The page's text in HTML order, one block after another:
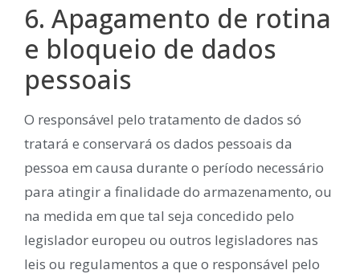
6. Apagamento de rotina
e bloqueio de dados
pessoais
O responsável pelo tratamento de dados só
tratará e conservará os dados pessoais da
pessoa em causa durante o período necessário
para atingir a finalidade do armazenamento, ou
na medida em que tal seja concedido pelo
legislador europeu ou outros legisladores nas
leis ou regulamentos a que o responsável pelo